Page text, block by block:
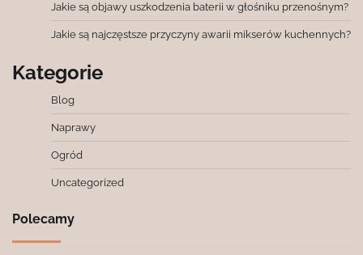
Jakie są objawy uszkodzenia baterii w głośniku przenośnym?
Jakie są najczęstsze przyczyny awarii mikserów kuchennych?
Kategorie
Blog
Naprawy
Ogród
Uncategorized
Polecamy